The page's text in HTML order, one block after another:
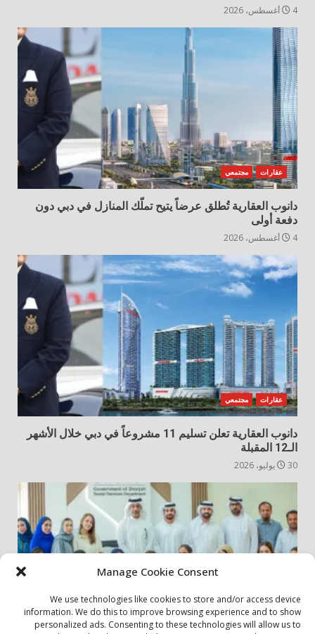
Manage Cookie Consent
We use technologies like cookies to store and/or access device
information. We do this to improve browsing experience and to show
personalized ads. Consenting to these technologies will allow us to
4 أغسطس، 2026
عقارات مجتمعي
دانوب العقارية تُطلق عرضاً يتيح تملّك المنازل في دبي دون
دفعة أولى
4 أغسطس، 2026
عقارات مجتمعي
دانوب العقارية تعلن تسليم 11 مشروعاً في دبي خلال الأشهر
الـ12 المقبلة
30 يوليو، 2026
أخبار المجتمع مجتمعي